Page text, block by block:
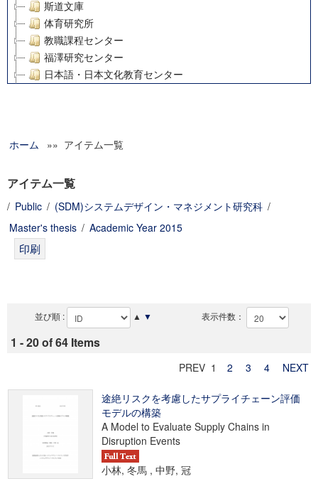
斯道文庫
体育研究所
教職課程センター
福澤研究センター
日本語・日本文化教育センター
グローバルリサーチインスティテュート
科学研究費補助金研究成果報告書
慶應義塾大学グローバルCOEプログラム市民社会ガバナンス
慶應義塾大学グローバルCOEプログラム論理と感性の先端的
学術雑誌掲載論文等(8)
ホーム »» アイテム一覧
アイテム一覧
/ Public / (SDM)システムデザイン・マネジメント研究科 /
Master's thesis / Academic Year 2015
並び順 : ▲ ▼ 表示件数：
1 - 20 of 64 Items
PREV 1 2 3 4 NEXT
途絶リスクを考慮したサプライチェーン評価
モデルの構築
A Model to Evaluate Supply Chains in
Disruption Events
小林, 冬馬 , 中野, 冠